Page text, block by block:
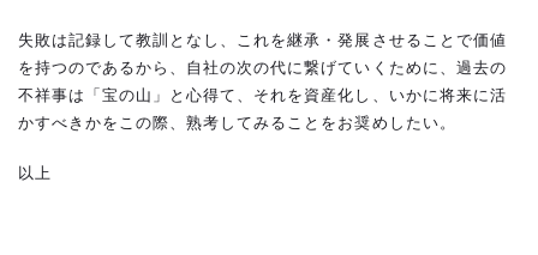
失敗は記録して教訓となし、これを継承・発展させることで価値
を持つのであるから、自社の次の代に繋げていくために、過去の
不祥事は「宝の山」と心得て、それを資産化し、いかに将来に活
かすべきかをこの際、熟考してみることをお奨めしたい。
以上